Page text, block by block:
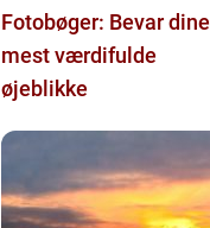
Fotobøger: Bevar dine
mest værdifulde
øjeblikke